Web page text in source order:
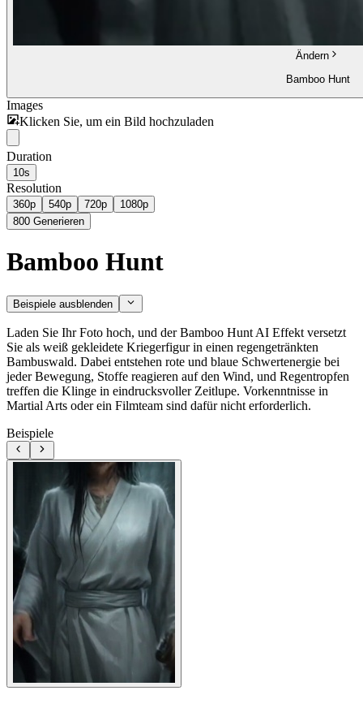
Ändern
Bamboo Hunt
Images
Klicken Sie, um ein Bild hochzuladen
Duration
10s
Resolution
360p 540p 720p
1080p
800 Generieren
Bamboo Hunt
Beispiele ausblenden
Laden Sie Ihr Foto hoch, und der Bamboo Hunt AI Effekt versetzt
Sie als weiß gekleidete Kriegerfigur in einen regengetränkten
Bambuswald. Dabei entstehen rote und blaue Schwertenergie bei
jeder Bewegung, Stoffe reagieren auf den Wind, und Regentropfen
treffen die Klinge in eindrucksvoller Zeitlupe. Vorkenntnisse in
Martial Arts oder ein Filmteam sind dafür nicht erforderlich.
Beispiele